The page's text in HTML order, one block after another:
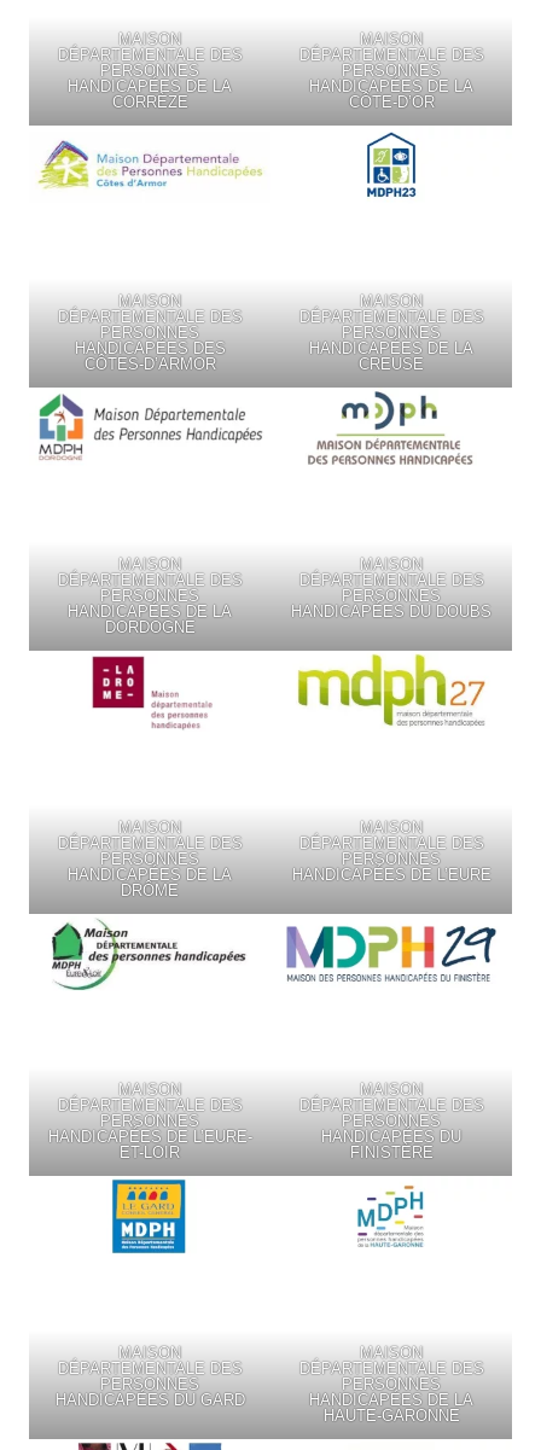
MAISON
DÉPARTEMENTALE DES
PERSONNES
HANDICAPÉES DE LA
CORRÈZE
MAISON
DÉPARTEMENTALE DES
PERSONNES
HANDICAPÉES DE LA
CÔTE-D’OR
MAISON
DÉPARTEMENTALE DES
PERSONNES
HANDICAPÉES DES
CÔTES-D’ARMOR
MAISON
DÉPARTEMENTALE DES
PERSONNES
HANDICAPÉES DE LA
CREUSE
MAISON
DÉPARTEMENTALE DES
PERSONNES
HANDICAPÉES DE LA
DORDOGNE
MAISON
DÉPARTEMENTALE DES
PERSONNES
HANDICAPÉES DU DOUBS
MAISON
DÉPARTEMENTALE DES
PERSONNES
HANDICAPÉES DE LA
DRÔME
MAISON
DÉPARTEMENTALE DES
PERSONNES
HANDICAPÉES DE L’EURE
MAISON
DÉPARTEMENTALE DES
PERSONNES
HANDICAPÉES DE L’EURE-
ET-LOIR
MAISON
DÉPARTEMENTALE DES
PERSONNES
HANDICAPÉES DU
FINISTÈRE
MAISON
DÉPARTEMENTALE DES
PERSONNES
HANDICAPÉES DU GARD
MAISON
DÉPARTEMENTALE DES
PERSONNES
HANDICAPÉES DE LA
HAUTE-GARONNE